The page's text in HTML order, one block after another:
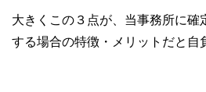
大きくこの３点が、当事務所に確
する場合の特徴・メリットだと自